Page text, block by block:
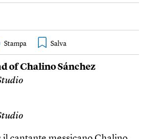
Stampa
of Chalino Sánchez